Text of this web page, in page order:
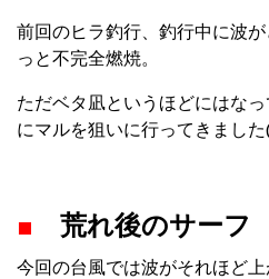
前回のヒラ釣行、釣行中に波
っと不完全燃焼。
ただベタ凪というほどにはな
にマルを狙いに行ってきました
■ 荒れ後のサーフ
今回の台風では波がそれほど